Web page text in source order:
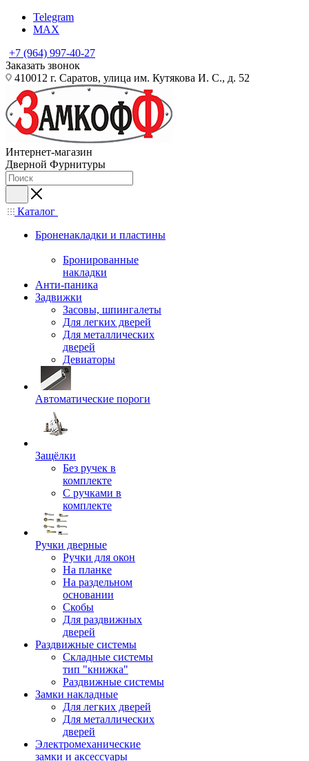
Telegram
MAX
+7 (964) 997-40-27
Заказать звонок
410012 г. Саратов, улица им. Кутякова И. С., д. 52
Интернет-магазин
Дверной Фурнитуры
Каталог
Броненакладки и пластины
Бронированные
накладки
Анти-паника
Задвижки
Засовы, шпингалеты
Для легких дверей
Для металлических
дверей
Девиаторы
Автоматические пороги
Защёлки
Без ручек в
комплекте
С ручками в
комплекте
Ручки дверные
Ручки для окон
На планке
На раздельном
основании
Скобы
Для раздвижных
дверей
Раздвижные системы
Складные системы
тип "книжка"
Раздвижные системы
Замки накладные
Для легких дверей
Для металлических
дверей
Электромеханические
замки и аксессуары